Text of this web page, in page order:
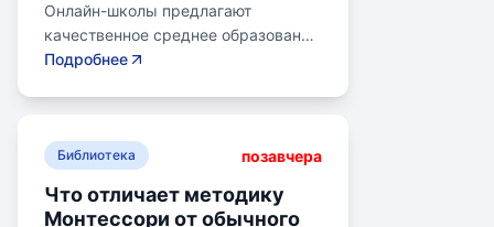
Онлайн-школы предлагают
качественное среднее образование
без привязки к району. Важно
предпочитаемую нагрузку. Важно
получить аттестат для поступления
Подробнее
Библиотека позавчера
Что отличает методику
Монтессори от обычного